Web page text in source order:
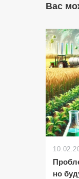
Вас
но